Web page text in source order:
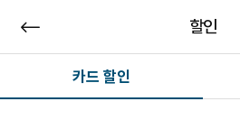
할인
카드 할인